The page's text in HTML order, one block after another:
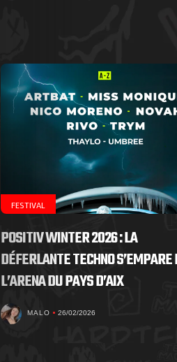
FESTIVAL
POSITIV WINTER 2026 : LA
DÉFERLANTE TECHNO S’EMPARE
L’ARENA DU PAYS D’AIX
MALO 26/02/2026